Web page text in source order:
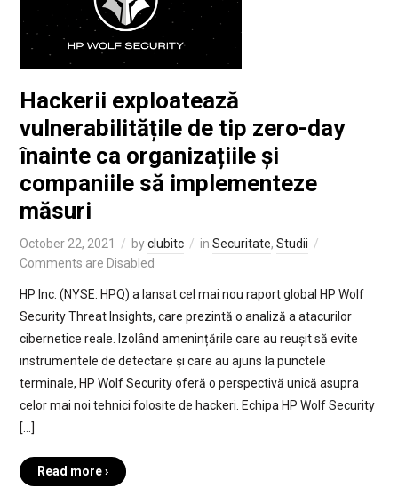
Hackerii exploatează
vulnerabilitățile de tip zero-day
înainte ca organizațiile și
companiile să implementeze
măsuri
October 22, 2021 byclubitc in Securitate, Studii
Comments are Disabled
HP Inc. (NYSE: HPQ) a lansat cel mai nou raport global HP Wolf
Security Threat Insights, care prezintă o analiză a atacurilor
cibernetice reale. Izolând amenințările care au reușit să evite
instrumentele de detectare și care au ajuns la punctele
terminale, HP Wolf Security oferă o perspectivă unică asupra
celor mai noi tehnici folosite de hackeri. Echipa HP Wolf Security
[…]
Read more ›